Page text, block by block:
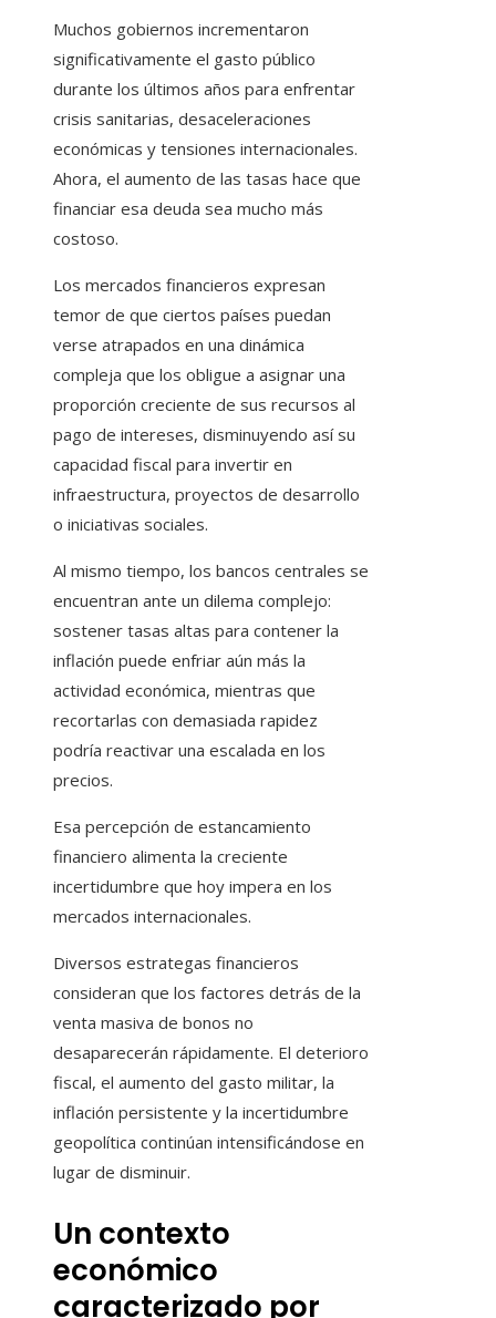
Muchos gobiernos incrementaron
significativamente el gasto público
durante los últimos años para enfrentar
crisis sanitarias, desaceleraciones
económicas y tensiones internacionales.
Ahora, el aumento de las tasas hace que
financiar esa deuda sea mucho más
costoso.
Los mercados financieros expresan
temor de que ciertos países puedan
verse atrapados en una dinámica
compleja que los obligue a asignar una
proporción creciente de sus recursos al
pago de intereses, disminuyendo así su
capacidad fiscal para invertir en
infraestructura, proyectos de desarrollo
o iniciativas sociales.
Al mismo tiempo, los bancos centrales se
encuentran ante un dilema complejo:
sostener tasas altas para contener la
inflación puede enfriar aún más la
actividad económica, mientras que
recortarlas con demasiada rapidez
podría reactivar una escalada en los
precios.
Esa percepción de estancamiento
financiero alimenta la creciente
incertidumbre que hoy impera en los
mercados internacionales.
Diversos estrategas financieros
consideran que los factores detrás de la
venta masiva de bonos no
desaparecerán rápidamente. El deterioro
fiscal, el aumento del gasto militar, la
inflación persistente y la incertidumbre
geopolítica continúan intensificándose en
lugar de disminuir.
Un contexto
económico
caracterizado por